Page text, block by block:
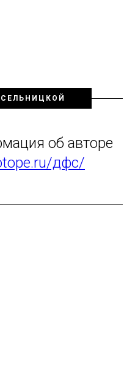
об авторе
дфс/